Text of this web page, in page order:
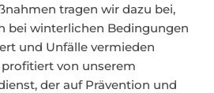
tragen wir dazu bei,
bei winterlichen Bedingungen
und Unfälle vermieden
von unserem
der auf Prävention und